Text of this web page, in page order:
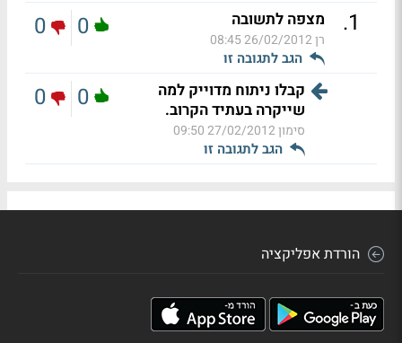
1
. מצפה לתשובה
רן26/02/2012 08:45
הגב לתגובה זו
0
0
קבלו ניתוח מדוייק למה
שייקרה בעתיד הקרוב.
סימון27/02/2012 09:50
הגב לתגובה זו
0
0
הורדת אפליקציה